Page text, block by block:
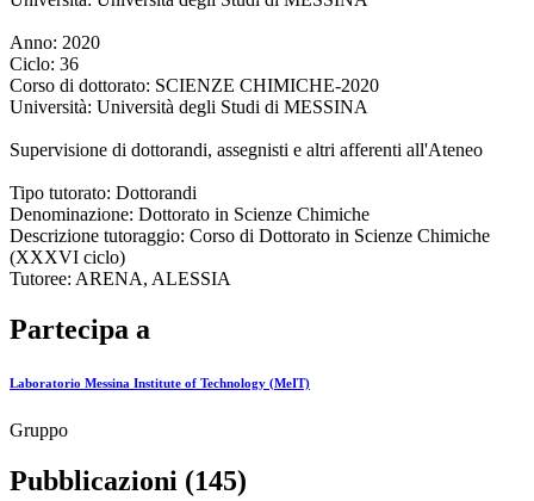
Anno: 2020
Ciclo: 36
Corso di dottorato: SCIENZE CHIMICHE-2020
Università: Università degli Studi di MESSINA
Supervisione di dottorandi, assegnisti e altri afferenti all'Ateneo
Tipo tutorato: Dottorandi
Denominazione: Dottorato in Scienze Chimiche
Descrizione tutoraggio: Corso di Dottorato in Scienze Chimiche
(XXXVI ciclo)
Tutoree: ARENA, ALESSIA
Partecipa a
Laboratorio Messina Institute of Technology (MeIT)
Gruppo
Pubblicazioni (145)